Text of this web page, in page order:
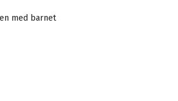
med barnet